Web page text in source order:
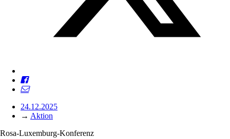
24.12.2025
→ Aktion
Rosa-Luxemburg-Konferenz